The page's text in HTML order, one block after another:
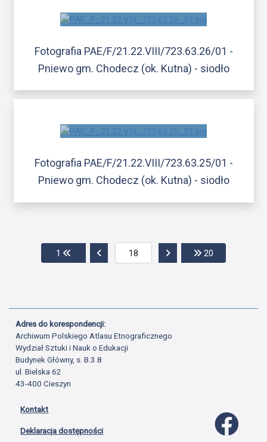
Fotografia PAE/F/21.22.VIII/723.63.26/01 -
Pniewo gm. Chodecz (ok. Kutna) - siodło
Fotografia PAE/F/21.22.VIII/723.63.25/01 -
Pniewo gm. Chodecz (ok. Kutna) - siodło
1 Przejdź do pierwszej strony
Przejdź do poprzedniej strony
Przejdź do następnej
20
Adres do korespondencji:
Archiwum Polskiego Atlasu Etnograficznego
Wydział Sztuki i Nauk o Edukacji
Budynek Główny, s. B.3.8
ul. Bielska 62
43-400 Cieszyn
Kontakt
Deklaracja dostępności